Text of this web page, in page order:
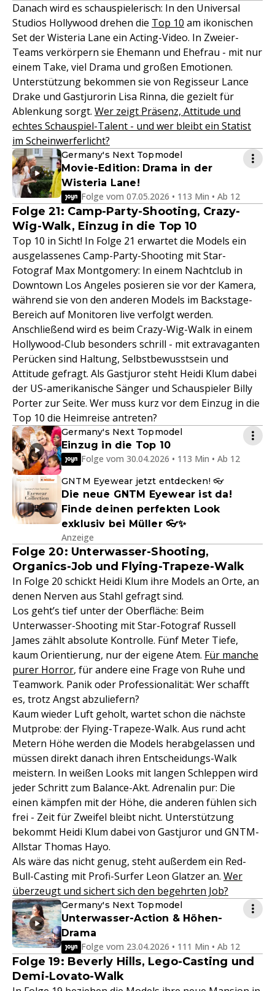
Danach wird es schauspielerisch: In den Universal
Studios Hollywood drehen die Top 10 am ikonischen
Set der Wisteria Lane ein Acting-Video. In Zweier-
Teams verkörpern sie Ehemann und Ehefrau - mit nur
einem Take, viel Drama und großen Emotionen.
Unterstützung bekommen sie von Regisseur Lance
Drake und Gastjurorin Lisa Rinna, die gezielt für
Ablenkung sorgt. Wer zeigt Präsenz, Attitude und
echtes Schauspiel-Talent - und wer bleibt ein Statist
im Scheinwerferlicht?
Germany's Next Topmodel
Movie-Edition: Drama in der
Wisteria Lane!
Folge vom 07.05.2026 • 113 Min • Ab 12
Folge 21: Camp-Party-Shooting, Crazy-
Wig-Walk, Einzug in die Top 10
Top 10 in Sicht! In Folge 21 erwartet die Models ein
ausgelassenes Camp-Party-Shooting mit Star-
Fotograf Max Montgomery: In einem Nachtclub in
Downtown Los Angeles posieren sie vor der Kamera,
während sie von den anderen Models im Backstage-
Bereich auf Monitoren live verfolgt werden.
Anschließend wird es beim Crazy-Wig-Walk in einem
Hollywood-Club besonders schrill - mit extravaganten
Perücken sind Haltung, Selbstbewusstsein und
Attitude gefragt. Als Gastjuror steht Heidi Klum dabei
der US-amerikanische Sänger und Schauspieler Billy
Porter zur Seite. Wer muss kurz vor dem Einzug in die
Top 10 die Heimreise antreten?
Germany's Next Topmodel
Einzug in die Top 10
Folge vom 30.04.2026 • 113 Min • Ab 12
GNTM Eyewear jetzt entdecken! 👓
Die neue GNTM Eyewear ist da!
Finde deinen perfekten Look
exklusiv bei Müller 👓✨
Anzeige
Folge 20: Unterwasser-Shooting,
Organics-Job und Flying-Trapeze-Walk
In Folge 20 schickt Heidi Klum ihre Models an Orte, an
denen Nerven aus Stahl gefragt sind.
Los geht’s tief unter der Oberfläche: Beim
Unterwasser-Shooting mit Star-Fotograf Russell
James zählt absolute Kontrolle. Fünf Meter Tiefe,
kaum Orientierung, nur der eigene Atem. Für manche
purer Horror, für andere eine Frage von Ruhe und
Teamwork. Panik oder Professionalität: Wer schafft
es, trotz Angst abzuliefern?
Kaum wieder Luft geholt, wartet schon die nächste
Mutprobe: der Flying-Trapeze-Walk. Aus rund acht
Metern Höhe werden die Models herabgelassen und
müssen direkt danach ihren Entscheidungs-Walk
meistern. In weißen Looks mit langen Schleppen wird
jeder Schritt zum Balance-Akt. Adrenalin pur: Die
einen kämpfen mit der Höhe, die anderen fühlen sich
frei - Zeit für Zweifel bleibt nicht. Unterstützung
bekommt Heidi Klum dabei von Gastjuror und GNTM-
Allstar Thomas Hayo.
Als wäre das nicht genug, steht außerdem ein Red-
Bull-Casting mit Profi-Surfer Leon Glatzer an. Wer
überzeugt und sichert sich den begehrten Job?
Germany's Next Topmodel
Unterwasser-Action & Höhen-
Drama
Folge vom 23.04.2026 • 111 Min • Ab 12
Folge 19: Beverly Hills, Lego-Casting und
Demi-Lovato-Walk